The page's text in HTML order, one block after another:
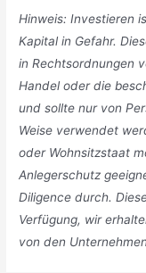
Hinweis: Investieren
Kapital in Gefahr.
in Rechtsordnungen
Handel oder die
und sollte nur von
Weise verwendet
oder Wohnsitzstaat
Anlegerschutz
Diligence durch.
Verfügung, wir
von den